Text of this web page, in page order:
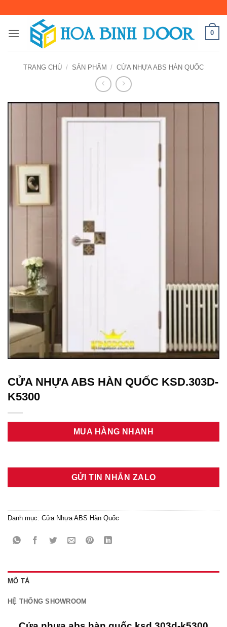
nội
0
TRANG CHỦ / SẢN PHẨM / CỬA NHỰA ABS HÀN QUỐC
CỬA NHỰA ABS HÀN QUỐC KSD.303D-
K5300
MUA HÀNG NHANH
GỬI TIN NHẮN ZALO
Danh mục: Cửa Nhựa ABS Hàn Quốc
MÔ TẢ
HỆ THỐNG SHOWROOM